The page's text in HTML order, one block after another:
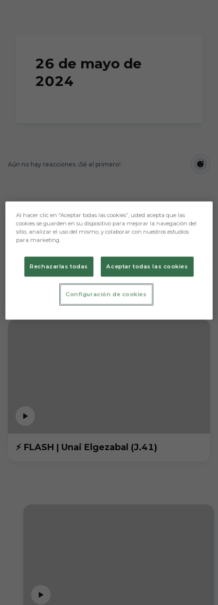
26 de mayo de
2024
Aún no hay reacciones. ¡Sé el primero!
⚡ FLASH | Unai Elgezabal (J.41)
Al hacer clic en “Aceptar todas las cookies”, usted acepta que las
cookies se guarden en su dispositivo para mejorar la navegación del
sitio, analizar el uso del mismo, y colaborar con nuestros estudios
para marketing.
Rechazarlas todas Aceptar todas las cookies
Configuración de cookies